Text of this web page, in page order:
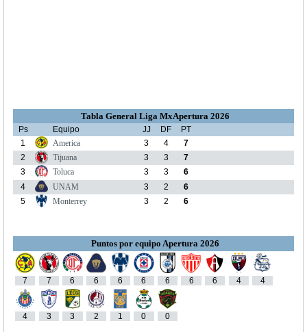
Tabla General Liga MxApertura 2026
Ps Equipo JJ DF
PT
1
America 3 4
7
2
Tijuana 3 3
7
3
Toluca 3 3
6
4
UNAM 3 2
6
5
Monterrey 3 2 6
Puntos por equipo Apertura 2026
7 7 6 6 6 6 6 6 6 4 4
4 3 3 2 1 0 0